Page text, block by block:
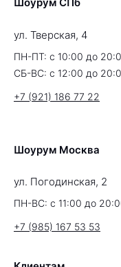
ул. Тверская, 4
ПН-ПТ: с 10:00 до
СБ-ВС: с 12:00 до
+7 (921) 186 77 22
Шоурум Москва
ул. Погодинская, 2
ПН-ВС: с 11:00 до
+7 (985) 167 53 53